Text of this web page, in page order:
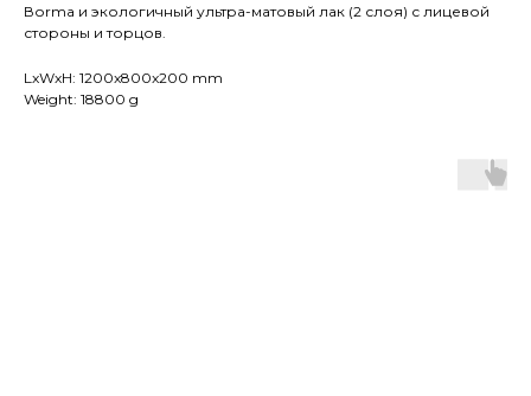
Воrmа и экологичный ультра-матовый лак (2 слоя) с лицевой
стороны и торцов.
LxWxH: 1200x800x200 mm
Weight: 18800 g